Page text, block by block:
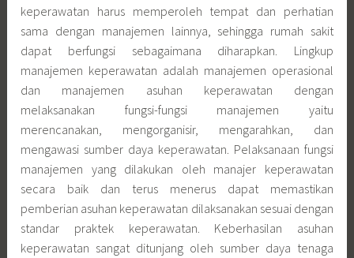
keperawatan harus memperoleh tempat dan perhatian
sama dengan manajemen lainnya, sehingga rumah sakit
dapat berfungsi sebagaimana diharapkan. Lingkup
manajemen keperawatan adalah manajemen operasional
dan manajemen asuhan keperawatan dengan
melaksanakan fungsi-fungsi manajemen yaitu
merencanakan, mengorganisir, mengarahkan, dan
mengawasi sumber daya keperawatan. Pelaksanaan fungsi
manajemen yang dilakukan oleh manajer keperawatan
secara baik dan terus menerus dapat memastikan
pemberian asuhan keperawatan dilaksanakan sesuai dengan
standar praktek keperawatan. Keberhasilan asuhan
keperawatan sangat ditunjang oleh sumber daya tenaga